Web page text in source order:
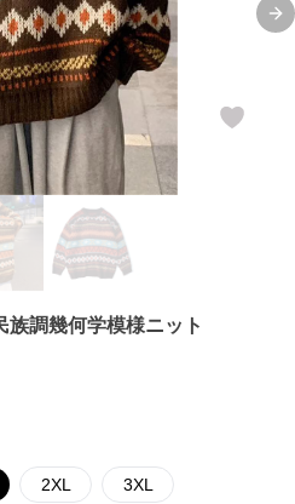
族調幾何学模様ニット
2XL 3XL